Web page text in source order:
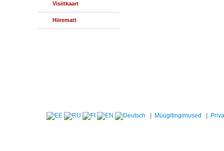
Visiitkaart
Hiirematt
Müügitingimused